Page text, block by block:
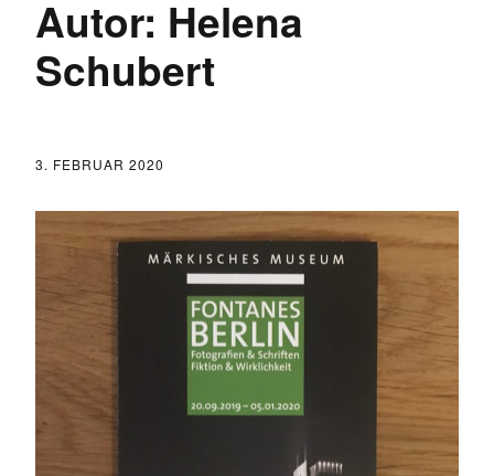
Autor: Helena
Schubert
3. FEBRUAR 2020